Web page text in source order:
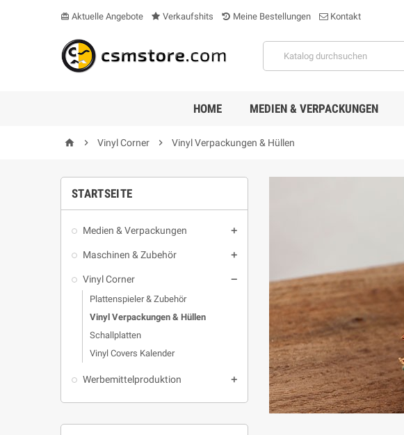
card_giftcard Aktuelle Angebote Verkaufshits Meine Bestellungen Kontakt
HOME MEDIEN & VERPACKUNGEN
home  Vinyl Corner  Vinyl Verpackungen & Hüllen
STARTSEITE
Medien & Verpackungen 
Maschinen & Zubehör 
Vinyl Corner 
Plattenspieler & Zubehör
Vinyl Verpackungen & Hüllen
Schallplatten
Vinyl Covers Kalender
Werbemittelproduktion 